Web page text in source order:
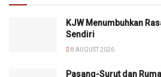
KJW Menumbuhkan
Sendiri
8 AUGUST 2026
Pasang-Surut dan